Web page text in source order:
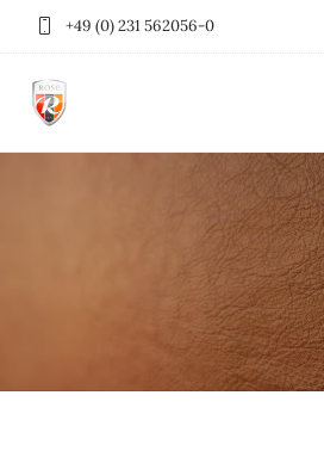
+49 (0) 231 562056-0